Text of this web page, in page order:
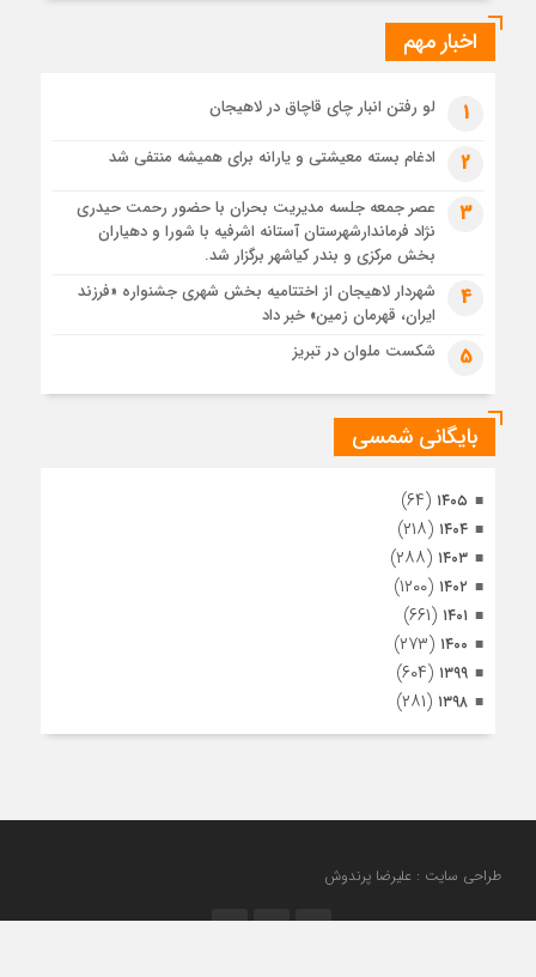
4 هفته قبل
4 هفته قبل
رئوف
تصاویر هوایی مراسم تشییع پیکر مطهر آقای شهید ایران – مشهد
مراسم تشییع پیکر مطهر آقای شهید ایران – مشهد
تصاویری از تراکم جمعیت حاضر در میدان ثورهالعشرین نجف
اشرف
اخبار مهم
1 لو رفتن انبار چای قاچاق در لاهیجان
2 ادغام بسته معیشتی و یارانه برای همیشه منتفی شد
3
عصر جمعه جلسه مدیریت بحران با حضور رحمت حیدری
نژاد فرماندارشهرستان آستانه اشرفیه با شورا و دهیاران
بخش مرکزی و بندر کیاشهر برگزار شد.
4
شهردار لاهیجان از اختتامیه بخش شهری جشنواره «فرزند
ایران، قهرمان زمین» خبر داد
5 شکست ملوان در تبریز
بایگانی شمسی
۱۴۰۵ (۶۴)
۱۴۰۴ (۲۱۸)
۱۴۰۳ (۲۸۸)
۱۴۰۲ (۱۲۰۰)
۱۴۰۱ (۶۶۱)
۱۴۰۰ (۲۷۳)
۱۳۹۹ (۶۰۴)
۱۳۹۸ (۲۸۱)
طراحی سایت : علیرضا پرندوش